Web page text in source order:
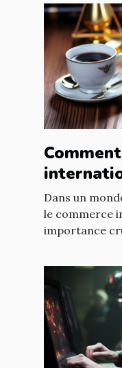
accords
Dans un
le commerce
importance